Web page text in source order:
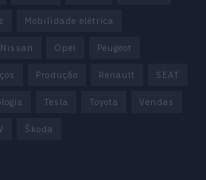
Mobilidade elétrica
Nissan Opel Peugeot
Produção Renault SEAT
Tesla Toyota Vendas
Škoda